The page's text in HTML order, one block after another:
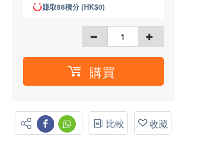
賺取88積分 (HK$0)
購買
比較 收藏